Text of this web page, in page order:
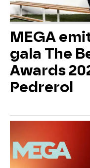
MEGA
gala The
Awards
Pedrerol